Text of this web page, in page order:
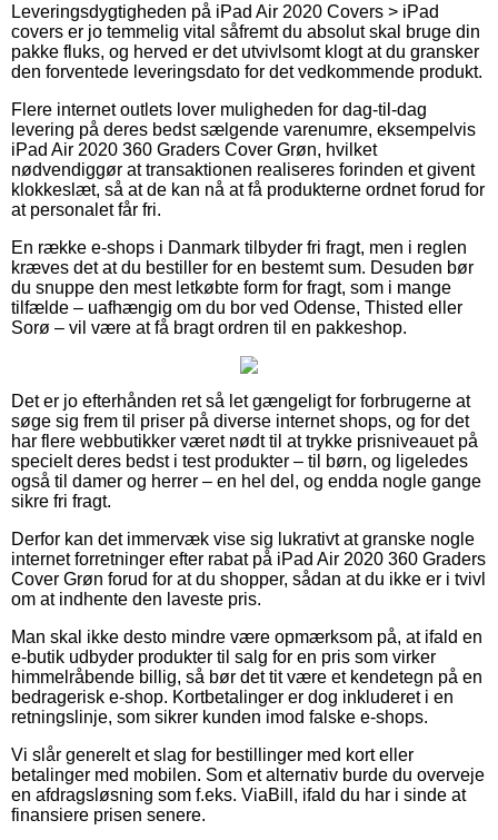
Leveringsdygtigheden på iPad Air 2020 Covers > iPad
covers er jo temmelig vital såfremt du absolut skal bruge din
pakke fluks, og herved er det utvivlsomt klogt at du gransker
den forventede leveringsdato for det vedkommende produkt.
Flere internet outlets lover muligheden for dag-til-dag
levering på deres bedst sælgende varenumre, eksempelvis
iPad Air 2020 360 Graders Cover Grøn, hvilket
nødvendiggør at transaktionen realiseres forinden et givent
klokkeslæt, så at de kan nå at få produkterne ordnet forud for
at personalet får fri.
En række e-shops i Danmark tilbyder fri fragt, men i reglen
kræves det at du bestiller for en bestemt sum. Desuden bør
du snuppe den mest letkøbte form for fragt, som i mange
tilfælde – uafhængig om du bor ved Odense, Thisted eller
Sorø – vil være at få bragt ordren til en pakkeshop.
Det er jo efterhånden ret så let gængeligt for forbrugerne at
søge sig frem til priser på diverse internet shops, og for det
har flere webbutikker været nødt til at trykke prisniveauet på
specielt deres bedst i test produkter – til børn, og ligeledes
også til damer og herrer – en hel del, og endda nogle gange
sikre fri fragt.
Derfor kan det immervæk vise sig lukrativt at granske nogle
internet forretninger efter rabat på iPad Air 2020 360 Graders
Cover Grøn forud for at du shopper, sådan at du ikke er i tvivl
om at indhente den laveste pris.
Man skal ikke desto mindre være opmærksom på, at ifald en
e-butik udbyder produkter til salg for en pris som virker
himmelråbende billig, så bør det tit være et kendetegn på en
bedragerisk e-shop. Kortbetalinger er dog inkluderet i en
retningslinje, som sikrer kunden imod falske e-shops.
Vi slår generelt et slag for bestillinger med kort eller
betalinger med mobilen. Som et alternativ burde du overveje
en afdragsløsning som f.eks. ViaBill, ifald du har i sinde at
finansiere prisen senere.